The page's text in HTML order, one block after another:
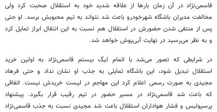
قاسمی‌نژاد در آن زمان بارها از علاقه شدید خود به استقلال صحبت کرد ولی
مخالفت مدیران باشگاه شهرخودرو باعث شد نتواند به تیم محبوبش برسد. او حتی
پس از منتفی شدن حضورش در استقلال هم نسبت به این انتقال ابراز تمایل کرد
و به نظر می‌رسید در نهایت آبی‌پوش خواهد شد.
در شرایطی که تصور می‌شد با اتمام لیگ بیستم قاسمی‌نژاد به اولین خرید
استقلال تبدیل شود، این باشگاه تمایلی به جذب او نشان نداد و حتی فرهاد
مجیدی به صورت رسمی اعلام کرد این مهاجم در لیست خریدش نیست. اتفاقی
که باعث شد قاسمی‌نژاد در مسیر حضور در تیم رقیب قرار بگیرد. پیشنهاد
پرسپولیس و فشار هواداران استقلال باعث شد مجیدی نسبت به جذب قاسمی‌نژاد